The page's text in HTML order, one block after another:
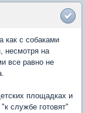
как с собаками
несмотря на
все равно не
площадках и
службе готовят"